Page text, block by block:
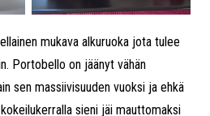
mukava alkuruoka jota tulee
Portobello on jäänyt vähän
sen massiivisuuden vuoksi ja ehkä
sieni jäi mauttomaksi